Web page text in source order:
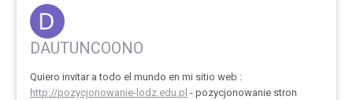
DAUTUNCOONO
Quiero invitar a todo el mundo en mi sitio web :
http://pozycjonowanie-lodz.edu.pl - pozycjonowanie stron